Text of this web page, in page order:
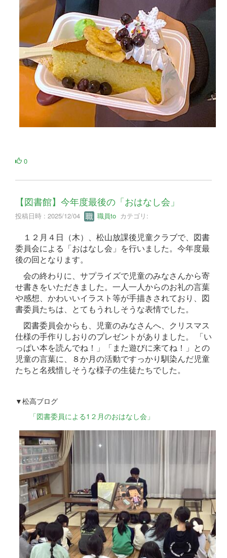
0
【図書館】今年度最後の「おはなし会」
投稿日時 : 2025/12/04 職員to カテゴリ:
１２月４日（木）、松山放課後児童クラブで、図書
委員会による「おはなし会」を行いました。今年度最
後の回となります。
会の終わりに、サプライズで児童のみなさんから寄
せ書きをいただきました。一人一人からのお礼の言葉
や感想、かわいいイラスト等が手描きされており、図
書委員たちは、とてもうれしそうな表情でした。
図書委員会からも、児童のみなさんへ、クリスマス
仕様の手作りしおりのプレゼントがありました。 「い
っぱい本を読んでね！」「また遊びに来てね！」との
児童の言葉に、８か月の活動ですっかり馴染んだ児童
たちと名残惜しそうな様子の生徒たちでした。
▼松高ブログ
「図書委員による1２月のおはなし会」